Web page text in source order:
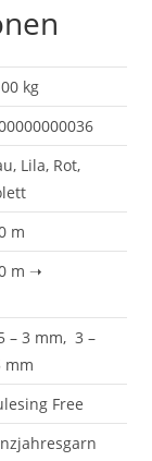
kg
Lila, Rot,
m
m ➝
– 3 mm, 3 –
mm
Free